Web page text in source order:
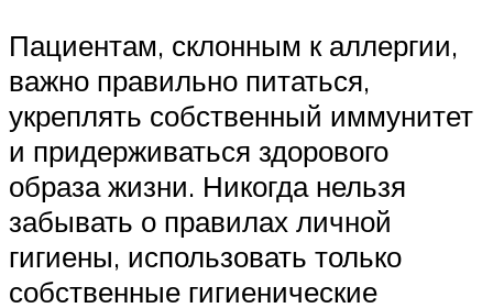
Пациентам, склонным к аллергии,
важно правильно питаться,
укреплять собственный иммунитет
и придерживаться здорового
образа жизни. Никогда нельзя
забывать о правилах личной
гигиены, использовать только
собственные гигиенические